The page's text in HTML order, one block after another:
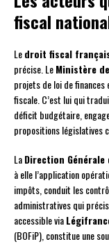
fiscal
Ledroit fiscal
précise. LeMinistère
projets de loi de
fiscale. C’est lui qui
déficit budgétaire,
propositions législatives
LaDirection Générale
à elle l’application
impôts, conduit les
administratives qui
accessible via
(BOFiP), constitue une